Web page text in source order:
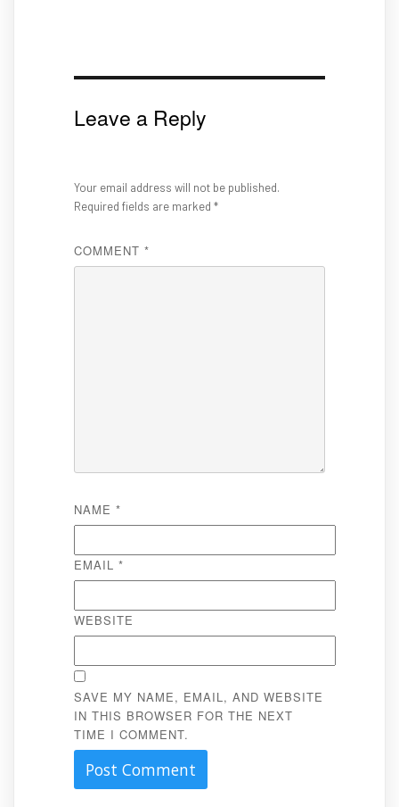
Leave a Reply
Your email address will not be published.
Required fields are marked *
COMMENT *
NAME *
EMAIL *
WEBSITE
SAVE MY NAME, EMAIL, AND WEBSITE
IN THIS BROWSER FOR THE NEXT
TIME I COMMENT.